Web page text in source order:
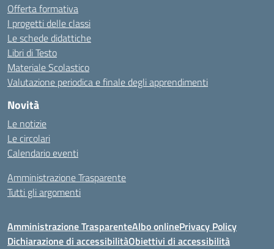
Offerta formativa
I progetti delle classi
Le schede didattiche
Libri di Testo
Materiale Scolastico
Valutazione periodica e finale degli apprendimenti
Novità
Le notizie
Le circolari
Calendario eventi
Amministrazione Trasparente
Tutti gli argomenti
Amministrazione TrasparenteAlbo onlinePrivacy Policy
Dichiarazione di accessibilitàObiettivi di accessibilità